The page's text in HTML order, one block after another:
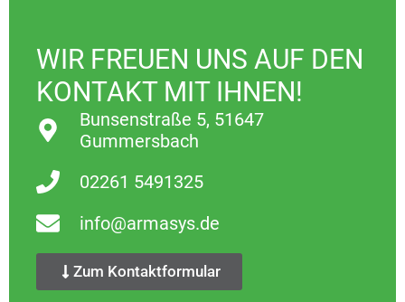
WIR FREUEN UNS AUF DEN
KONTAKT MIT IHNEN!
Bunsenstraße 5, 51647
Gummersbach
02261 5491325
info@armasys.de
Zum Kontaktformular